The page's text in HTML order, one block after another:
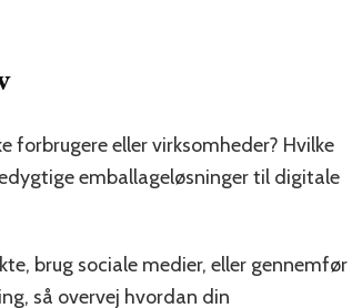
eller virksomheder? Hvilke
emballageløsninger til digitale
brug sociale medier, eller gennemfør
så overvej hvordan din